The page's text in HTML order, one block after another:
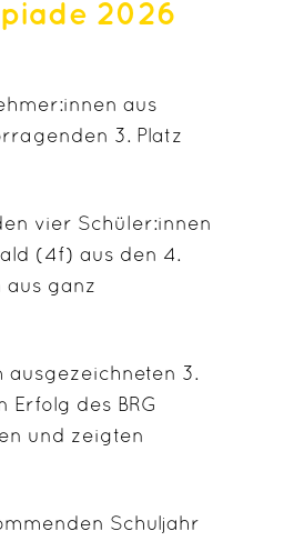
2026
aus
3. Platz
vier Schüler:innen
(4f) aus den 4.
aus ganz
ausgezeichneten 3.
Erfolg des BRG
und zeigten
Schuljahr